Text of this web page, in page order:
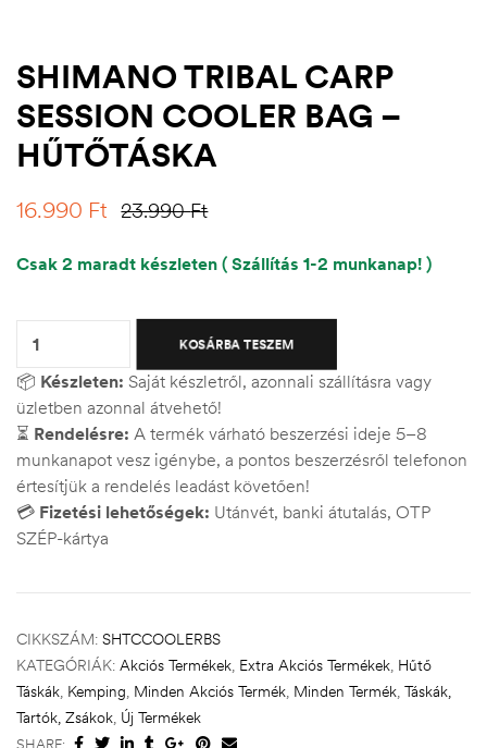
SHIMANO TRIBAL CARP
SESSION COOLER BAG –
HŰTŐTÁSKA
23.990Ft
16.990 Ft
Csak 2 maradt készleten ( Szállítás 1-2 munkanap! )
KOSÁRBA TESZEM
📦 Készleten: Saját készletről, azonnali szállításra vagy
üzletben azonnal átvehető!
⏳ Rendelésre: A termék várható beszerzési ideje 5–8
munkanapot vesz igénybe, a pontos beszerzésről telefonon
értesítjük a rendelés leadást követően!
💳 Fizetési lehetőségek: Utánvét, banki átutalás, OTP
SZÉP-kártya
CIKKSZÁM: SHTCCOOLERBS
KATEGÓRIÁK: Akciós Termékek, Extra Akciós Termékek, Hűtő
Táskák, Kemping, Minden Akciós Termék, Minden Termék, Táskák,
Tartók, Zsákok, Új Termékek
SHARE: